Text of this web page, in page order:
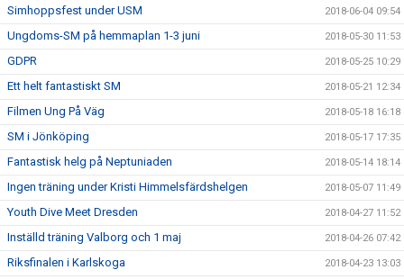
Simhoppsfest under USM 2018-06-04 09:54
Ungdoms-SM på hemmaplan 1-3 juni 2018-05-30 11:53
GDPR 2018-05-25 10:29
Ett helt fantastiskt SM 2018-05-21 12:34
Filmen Ung På Väg 2018-05-18 16:18
SM i Jönköping 2018-05-17 17:35
Fantastisk helg på Neptuniaden 2018-05-14 18:14
Ingen träning under Kristi Himmelsfärdshelgen 2018-05-07 11:49
Youth Dive Meet Dresden 2018-04-27 11:52
Inställd träning Valborg och 1 maj 2018-04-26 07:42
Riksfinalen i Karlskoga 2018-04-23 13:03